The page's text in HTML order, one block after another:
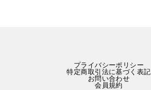
プライバシーポリシー
特定商取引法に基づく表記
お問い合わせ
会員規約